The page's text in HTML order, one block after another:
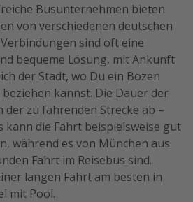
Busunternehmen bieten
von verschiedenen deutschen
sind oft eine
bequeme Lösung, mit Ankunft
der Stadt, wo Du ein Bozen
kannst. Die Dauer der
der zu fahrenden Strecke ab –
kann die Fahrt beispielsweise gut
während es von München aus
Fahrt im Reisebus sind.
langen Fahrt am besten in
mit Pool.